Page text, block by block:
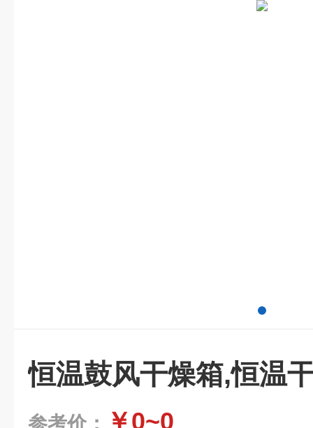
恒温鼓风干燥箱,恒温
参考价： ￥0~0